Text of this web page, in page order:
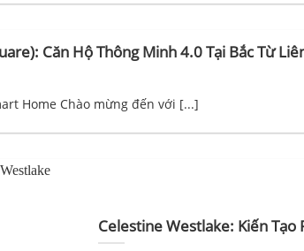
Căn Hộ Thông Minh 4.0 Tại Bắc Từ
Home Chào mừng đến với [...]
Celestine Westlake: Kiến Tạo